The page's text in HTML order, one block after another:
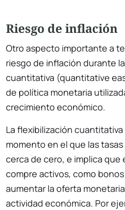
Riesgo de inflación
Otro aspecto importante a
riesgo de inflación durante
cuantitativa (quantitative
de política monetaria
crecimiento económico.
La flexibilización
momento en el que las
cerca de cero, e implica que
compre activos, como
aumentar la oferta
actividad económica. Por